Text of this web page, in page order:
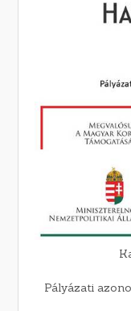
Pályázati